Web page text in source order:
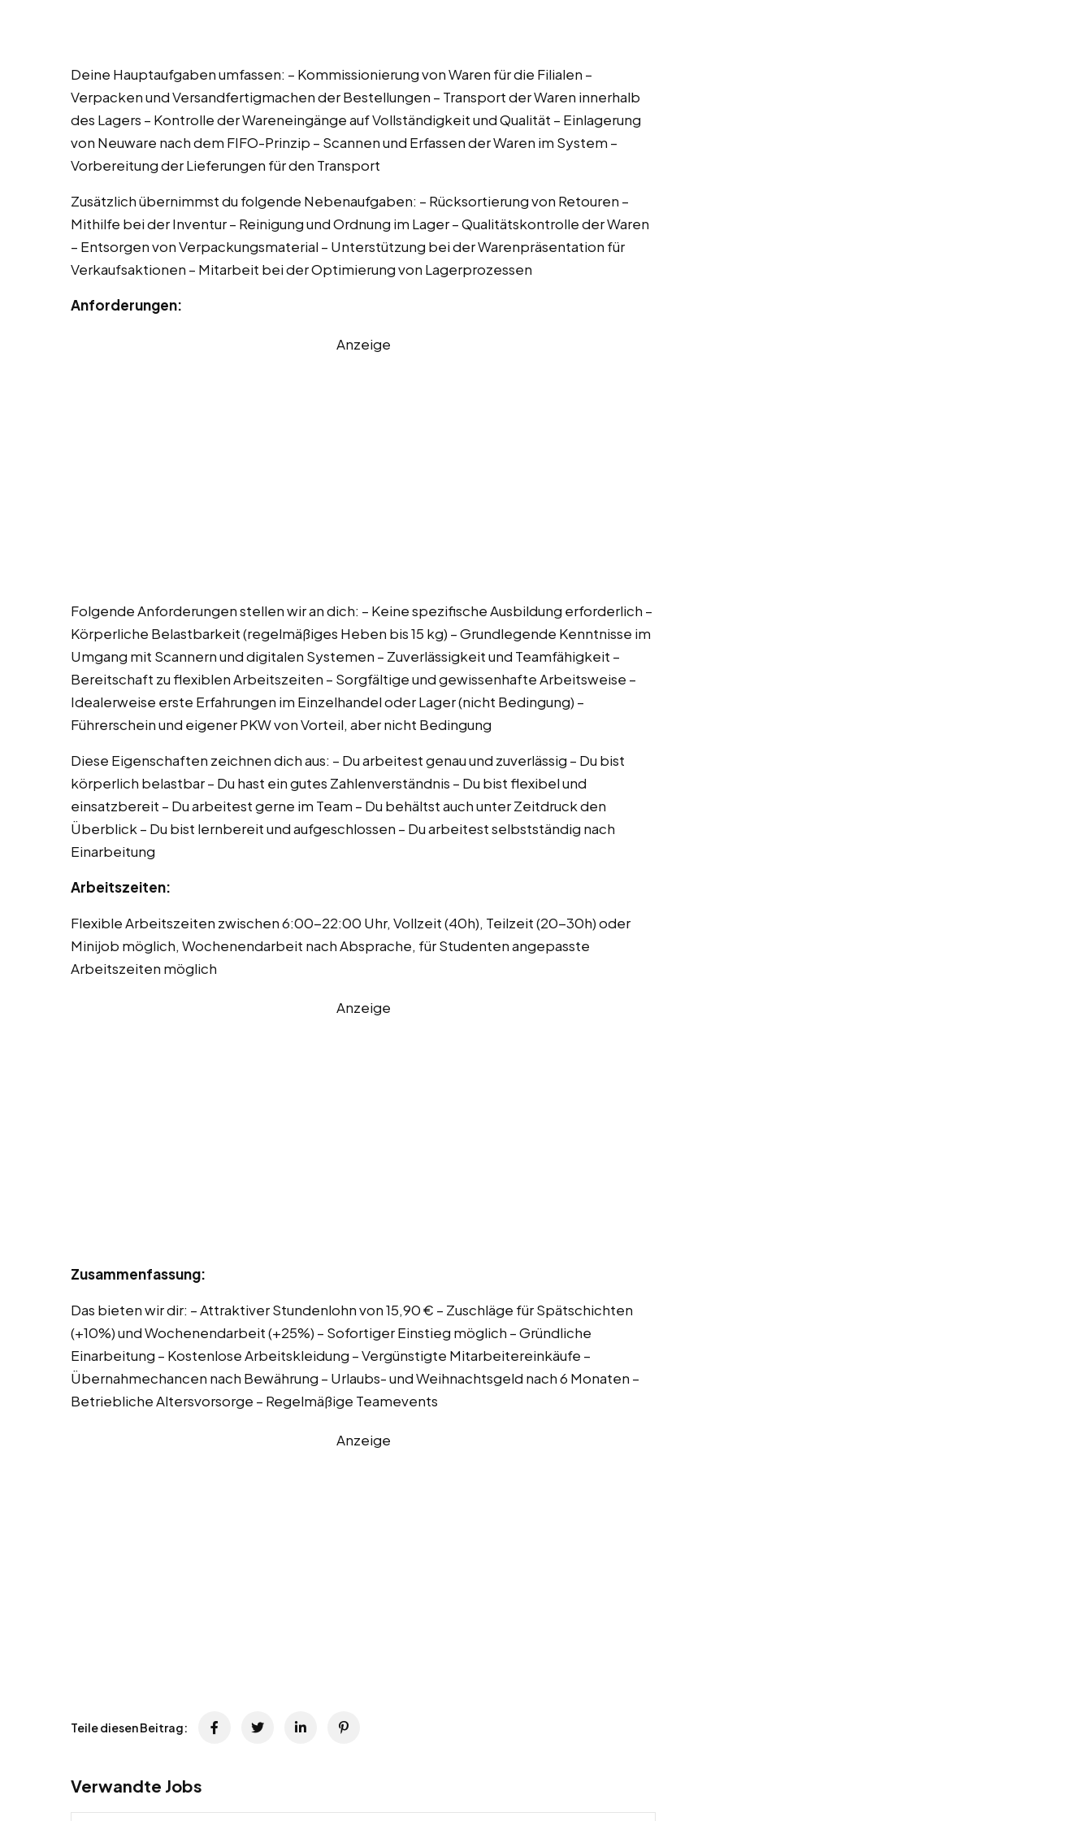
Deine Hauptaufgaben umfassen: – Kommissionierung von Waren für die Filialen –
Verpacken und Versandfertigmachen der Bestellungen – Transport der Waren innerhalb
des Lagers – Kontrolle der Wareneingänge auf Vollständigkeit und Qualität – Einlagerung
von Neuware nach dem FIFO-Prinzip – Scannen und Erfassen der Waren im System –
Vorbereitung der Lieferungen für den Transport
Zusätzlich übernimmst du folgende Nebenaufgaben: – Rücksortierung von Retouren –
Mithilfe bei der Inventur – Reinigung und Ordnung im Lager – Qualitätskontrolle der Waren
– Entsorgen von Verpackungsmaterial – Unterstützung bei der Warenpräsentation für
Verkaufsaktionen – Mitarbeit bei der Optimierung von Lagerprozessen
Anforderungen:
Anzeige
Folgende Anforderungen stellen wir an dich: – Keine spezifische Ausbildung erforderlich –
Körperliche Belastbarkeit (regelmäßiges Heben bis 15 kg) – Grundlegende Kenntnisse im
Umgang mit Scannern und digitalen Systemen – Zuverlässigkeit und Teamfähigkeit –
Bereitschaft zu flexiblen Arbeitszeiten – Sorgfältige und gewissenhafte Arbeitsweise –
Idealerweise erste Erfahrungen im Einzelhandel oder Lager (nicht Bedingung) –
Führerschein und eigener PKW von Vorteil, aber nicht Bedingung
Diese Eigenschaften zeichnen dich aus: – Du arbeitest genau und zuverlässig – Du bist
körperlich belastbar – Du hast ein gutes Zahlenverständnis – Du bist flexibel und
einsatzbereit – Du arbeitest gerne im Team – Du behältst auch unter Zeitdruck den
Überblick – Du bist lernbereit und aufgeschlossen – Du arbeitest selbstständig nach
Einarbeitung
Arbeitszeiten:
Flexible Arbeitszeiten zwischen 6:00-22:00 Uhr, Vollzeit (40h), Teilzeit (20-30h) oder
Minijob möglich, Wochenendarbeit nach Absprache, für Studenten angepasste
Arbeitszeiten möglich
Anzeige
Zusammenfassung:
Das bieten wir dir: – Attraktiver Stundenlohn von 15,90 € – Zuschläge für Spätschichten
(+10%) und Wochenendarbeit (+25%) – Sofortiger Einstieg möglich – Gründliche
Einarbeitung – Kostenlose Arbeitskleidung – Vergünstigte Mitarbeitereinkäufe –
Übernahmechancen nach Bewährung – Urlaubs- und Weihnachtsgeld nach 6 Monaten –
Betriebliche Altersvorsorge – Regelmäßige Teamevents
Anzeige
Teile diesen Beitrag:
Verwandte Jobs